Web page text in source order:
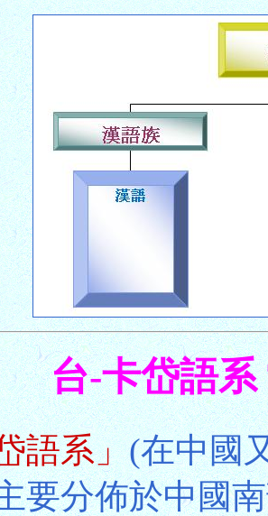
台-卡岱語
語系」(在中國
要分佈於中國